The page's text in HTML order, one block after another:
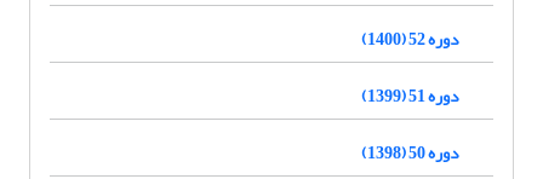
دوره 52 (1400)
دوره 51 (1399)
دوره 50 (1398)